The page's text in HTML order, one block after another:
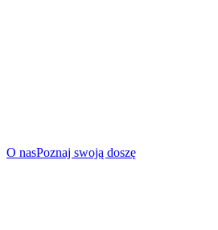
O nasPoznaj swoją doszę